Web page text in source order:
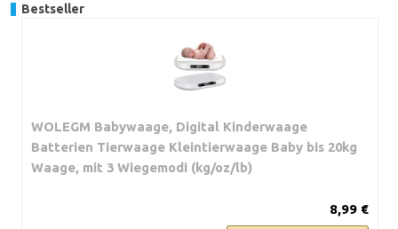
Bestseller
WOLEGM Babywaage, Digital Kinderwaage
Batterien Tierwaage Kleintierwaage Baby bis 20kg
Waage, mit 3 Wiegemodi (kg/oz/lb)
8,99 €